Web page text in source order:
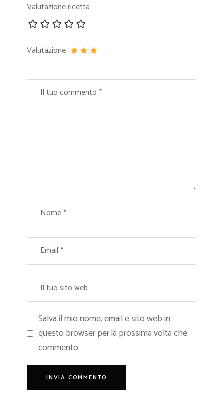
Valutazione ricetta
Valutazione
Salva il mio nome, email e sito web in
questo browser per la prossima volta che
commento.